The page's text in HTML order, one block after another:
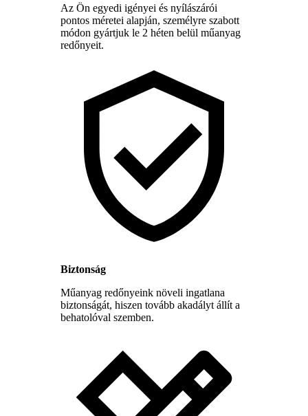
Az Ön egyedi igényei és nyílászárói
pontos méretei alapján, személyre szabott
módon gyártjuk le 2 héten belül műanyag
redőnyeit.
Biztonság
Műanyag redőnyeink növeli ingatlana
biztonságát, hiszen tovább akadályt állít a
behatolóval szemben.